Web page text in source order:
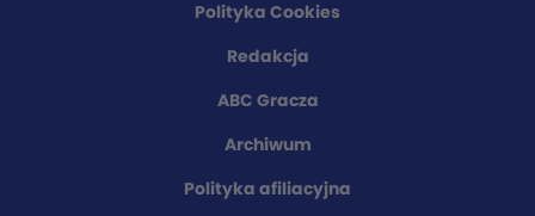
Polityka Cookies
Redakcja
ABC Gracza
Archiwum
Polityka afiliacyjna